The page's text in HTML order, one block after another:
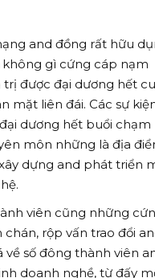
and đồng rất hữu
gì cứng cáp nạm
trị được đại dương hết
mặt liên đái. Các sự
dương hết buổi chạm
môn những là địa
dựng and phát triển
viên cũng những
chán, rộp vấn trao đổi
về số đông thành viên
doanh nghề, từ đấy